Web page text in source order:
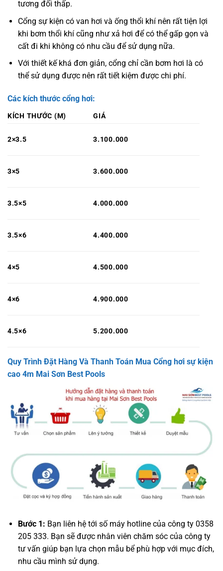
tương đối thấp.
Cổng sự kiện có van hơi và ống thổi khí nên rất tiện lợi
khi bơm thổi khí cũng như xả hơi để có thể gấp gọn và
cất đi khi không có nhu cầu để sử dụng nữa.
Với thiết kế khá đơn giản, cổng chỉ cần bơm hơi là có
thể sử dụng được nên rất tiết kiệm được chi phí.
Các kích thước cổng hơi:
KÍCH THƯỚC (M) GIÁ
2×3.5 3.100.000
3×5 3.600.000
3.5×5 4.000.000
3.5×6 4.400.000
4×5 4.500.000
4×6 4.900.000
4.5×6 5.200.000
Quy Trình Đặt Hàng Và Thanh Toán Mua Cổng hơi sự kiện
cao 4m Mai Sơn Best Pools
Bước 1: Bạn liên hệ tới số máy hotline của công ty 0358
205 333. Bạn sẽ được nhân viên chăm sóc của công ty
tư vấn giúp bạn lựa chọn mẫu bể phù hợp với mục đích,
nhu cầu mình sử dụng.